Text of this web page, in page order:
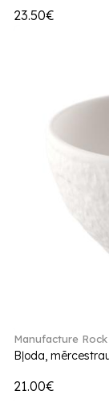
23.50€
Manufacture
Bļoda,
21.00€